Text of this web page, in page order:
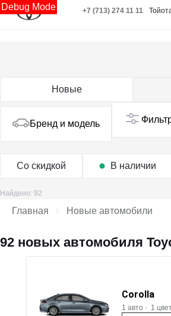
Debug Mode +7 (713) 274 11 11
Новые
Бренд и модель
Со скидкой В наличии
Найдено: 92
Главная Новые автомобили
92 новых автомобиля
Corolla
1 авто · 1